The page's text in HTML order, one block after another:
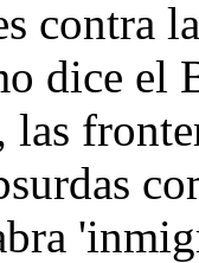
contra
dice el